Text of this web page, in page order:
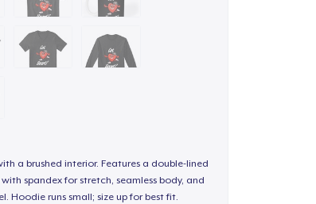
a brushed interior. Features a double-lined
spandex for stretch, seamless body, and
Hoodie runs small; size up for best fit.